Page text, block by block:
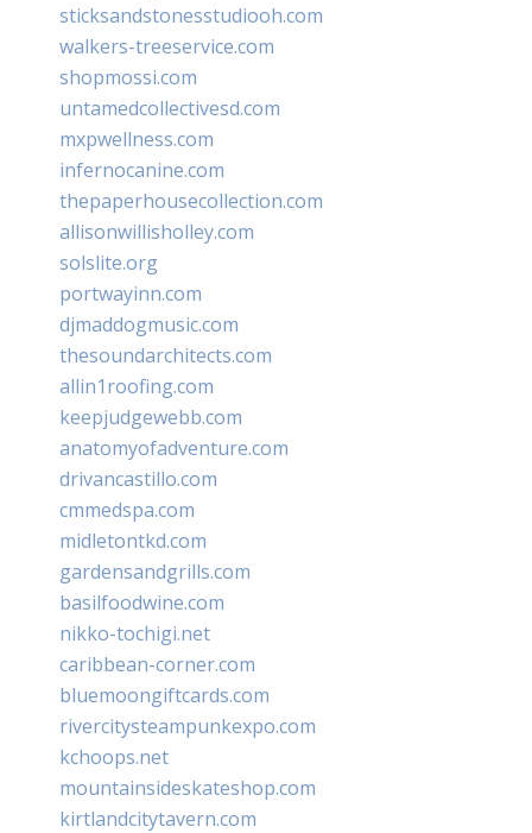
sticksandstonesstudiooh.com
walkers-treeservice.com
shopmossi.com
untamedcollectivesd.com
mxpwellness.com
infernocanine.com
thepaperhousecollection.com
allisonwillisholley.com
solslite.org
portwayinn.com
djmaddogmusic.com
thesoundarchitects.com
allin1roofing.com
keepjudgewebb.com
anatomyofadventure.com
drivancastillo.com
cmmedspa.com
midletontkd.com
gardensandgrills.com
basilfoodwine.com
nikko-tochigi.net
caribbean-corner.com
bluemoongiftcards.com
rivercitysteampunkexpo.com
kchoops.net
mountainsideskateshop.com
kirtlandcitytavern.com